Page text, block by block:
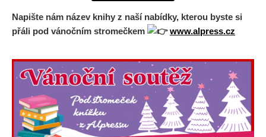
Napište nám název knihy z naší nabídky, kterou byste si
přáli pod vánočním stromečkem
www.alpress.cz